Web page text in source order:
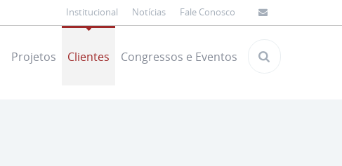
Institucional Notícias Fale Conosco
Projetos Clientes Congressos e Eventos